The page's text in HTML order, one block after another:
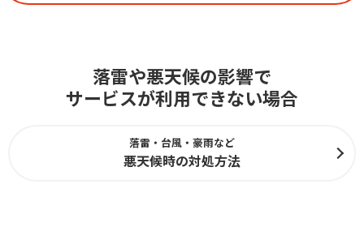
落雷や悪天候の影響で
サービスが利用できない場合
落雷・台風・豪雨など
悪天候時の対処方法